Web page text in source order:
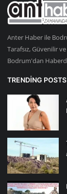
Anter Haber ile
Tarafsız, Güvenilir
Bodrum'dan
TRENDING POSTS